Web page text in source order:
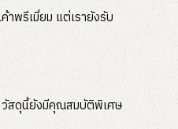
าพรีเมี่ยม แต่เรายังรับ
วัสดุนี้ยังมีคุณสมบัติพิเศษ